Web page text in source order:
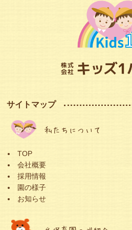
サイトマップ
私たちについて
TOP
会社概要
採用情報
園の様子
お知らせ